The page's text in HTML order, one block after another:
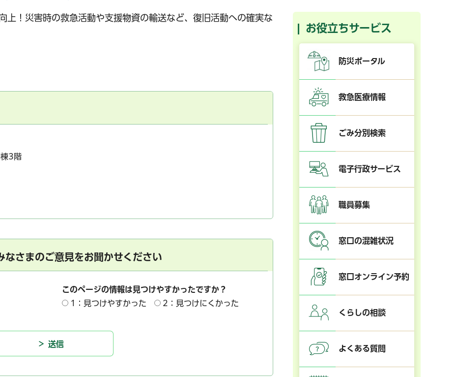
上！災害時の救急活動や支援物資の輸送など、復旧活動への確実な
3階
なさまのご意見をお聞かせください
このページの情報は見つけやすかったですか？
1：見つけやすかった
2：見つけにくかった
お役立ちサービス
防災ポータル
救急医療情報
ごみ分別検索
電子行政サービス
職員募集
窓口の混雑状況
窓口オンライン予約
くらしの相談
よくある質問